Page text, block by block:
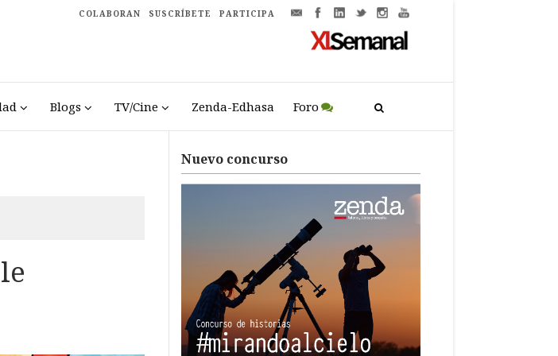
COLABORAN SUSCRÍBETE PARTICIPA
Blogs TV/Cine Zenda-Edhasa Foro
Nuevo concurso